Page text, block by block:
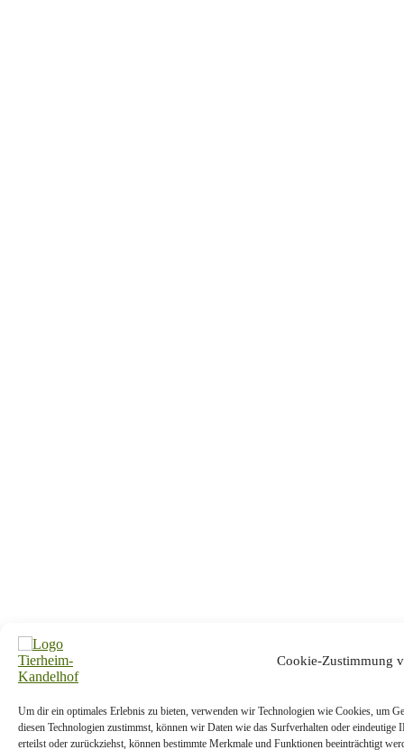
Cookie-Zustimmung
Um dir ein optimales Erlebnis zu bieten, verwenden wir Technologien wie Cookies, um
diesen Technologien zustimmst, können wir Daten wie das Surfverhalten oder
erteilst oder zurückziehst, können bestimmte Merkmale und Funktionen beeinträchtigt